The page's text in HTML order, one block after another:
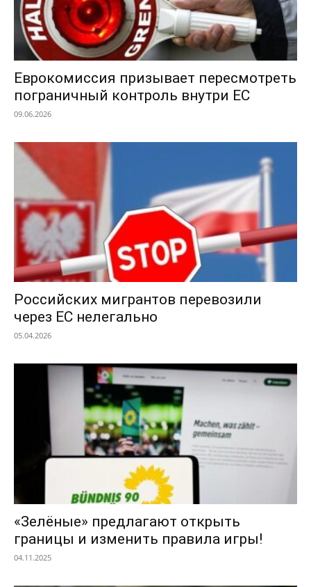
Еврокомиссия призывает пересмотреть
пограничный контроль внутри ЕС
09.06.2026
Российских мигрантов перевозили
через ЕС нелегально
05.04.2026
«Зелёные» предлагают открыть
границы и изменить правила игры!
04.11.2025